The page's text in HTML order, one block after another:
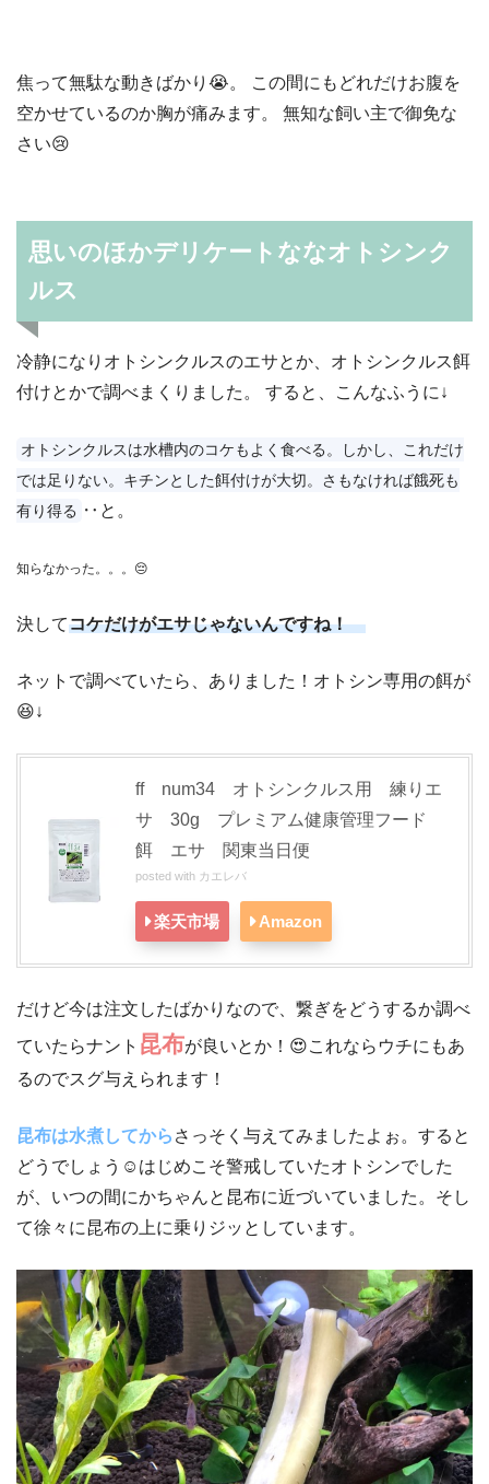
焦って無駄な動きばかり😭。 この間にもどれだけお腹を
空かせているのか胸が痛みます。 無知な飼い主で御免な
さい😢
思いのほかデリケートななオトシンク
ルス
冷静になりオトシンクルスのエサとか、オトシンクルス餌
付けとかで調べまくりました。 すると、こんなふうに↓
オトシンクルスは水槽内のコケもよく食べる。しかし、これだけ
では足りない。キチンとした餌付けが大切。さもなければ餓死も
有り得る ‥と。
知らなかった。。。😔
決してコケだけがエサじゃないんですね！
ネットで調べていたら、ありました！オトシン専用の餌が
😆↓
ff num34 オトシンクルス用 練りエ
サ 30g プレミアム健康管理フード
餌 エサ 関東当日便
posted with カエレバ
楽天市場 Amazon
だけど今は注文したばかりなので、繋ぎをどうするか調べ
ていたらナント 昆布が良いとか！😍これならウチにもあ
るのでスグ与えられます！
昆布は水煮してから さっそく与えてみましたよぉ。すると
どうでしょう☺はじめこそ警戒していたオトシンでした
が、いつの間にかちゃんと昆布に近づいていました。そし
て徐々に昆布の上に乗りジッとしています。